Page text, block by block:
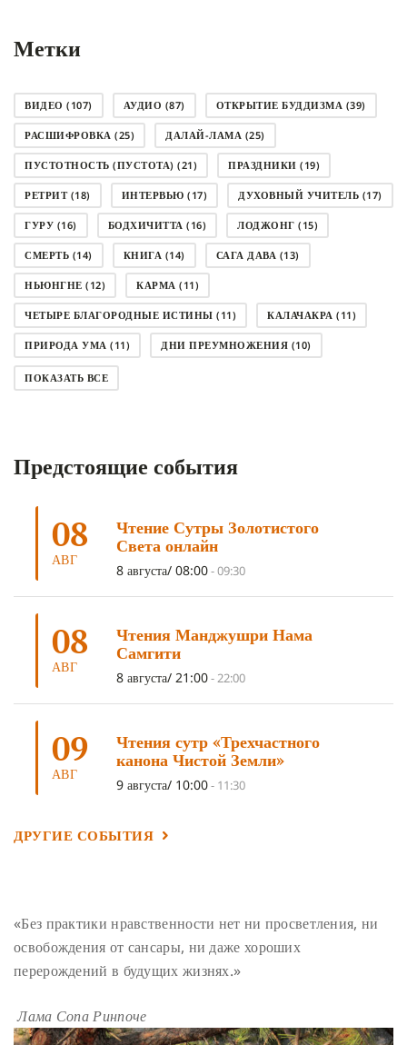
Метки
ВИДЕО (107) АУДИО (87) ОТКРЫТИЕ БУДДИЗМА (39)
РАСШИФРОВКА (25) ДАЛАЙ-ЛАМА (25)
ПУСТОТНОСТЬ (ПУСТОТА) (21) ПРАЗДНИКИ (19)
РЕТРИТ(18) ИНТЕРВЬЮ (17) ДУХОВНЫЙ УЧИТЕЛЬ (17)
ГУРУ (16) БОДХИЧИТТА (16) ЛОДЖОНГ (15)
СМЕРТЬ (14) КНИГА (14) САГА ДАВА (13)
НЬЮНГНЕ (12) КАРМА (11)
ЧЕТЫРЕ БЛАГОРОДНЫЕ ИСТИНЫ (11) КАЛАЧАКРА (11)
ПРИРОДА УМА (11) ДНИ ПРЕУМНОЖЕНИЯ (10)
СОВЕТ(10)
АНАЛИТИЧЕСКАЯ МЕДИТАЦИЯ(7)
ТРИ ОСНОВЫ ПУТИ(5) ЛХАБАБ ДУЧЕН(5)
ОЧИСТИТЕЛЬНЫЕ ПРАКТИКИ(5)
УМ И ЕГО ПОТЕНЦИАЛ
ОТРЕЧЕНИЕ
ПОДНОШЕНИЯ (4) ВОСЕМЬ СТРОФ(4)
ГАНДЕН ЛХАГЬЯМА(3) РАВНОСТНОСТЬ
ШАМАТХА(3) НИРВАНА(3) СХЕМЫ ЛАМРИМА(3)
ТРЕНИРОВКА УМА МОНАШЕСТВО
ПРЕДВАРИТЕЛЬНЫЕ ПРАКТИКИ(3) МУДРОСТЬ
ЧОКОР ДЮЧЕН (3)
ПРОИСХОЖДЕНИЯ(2)
ПАМЯТКА ПРАДЖНЯПАРАМИТА (2)
ЧЕТЫРЕ БЕЗМЕРНЫХ(2)
ПОКАЗАТЬ ВСЕ
Предстоящие события
08
АВГ
Чтение Сутры Золотистого
Света онлайн
8 августа/ 08:00-09:30
08
АВГ
Чтения Манджушри Нама
Самгити
8 августа/ 21:00-22:00
09
АВГ
Чтения сутр «Трехчастного
канона Чистой Земли»
9 августа/ 10:00- 11:30
ДРУГИЕ СОБЫТИЯ
«Без практики нравственности нет ни просветления, ни
освобождения от сансары, ни даже хороших
перерождений в будущих жизнях.»
Лама Сопа Ринпоче